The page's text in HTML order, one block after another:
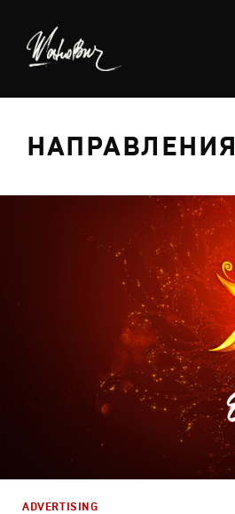
НАПРАВЛЕНИЯ
БРЕДИНГ
ДИЗАЙН
РЕКЛАМА
ADVERTISING